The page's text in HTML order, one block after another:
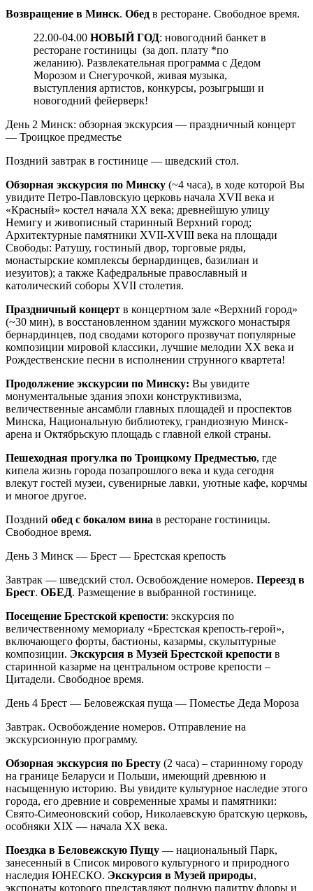
Возвращение в Минск. Обед в ресторане. Свободное время.
22.00-04.00 НОВЫЙ ГОД: новогодний банкет в
ресторане гостиницы (за доп. плату *по
желанию). Развлекательная программа с Дедом
Морозом и Снегурочкой, живая музыка,
выступления артистов, конкурсы, розыгрыши и
новогодний фейерверк!
День 2 Минск: обзорная экскурсия — праздничный концерт
— Троицкое предместье
Поздний завтрак в гостинице — шведский стол.
Обзорная экскурсия по Минску (~4 часа), в ходе которой Вы
увидите Петро-Павловскую церковь начала ХVII века и
«Красный» костел начала ХХ века; древнейшую улицу
Немигу и живописный старинный Верхний город;
Архитектурные памятники XVII-XVIII века на площади
Свободы: Ратушу, гостиный двор, торговые ряды,
монастырские комплексы бернардинцев, базилиан и
иезуитов); а также Кафедральные православный и
католический соборы ХVII столетия.
Праздничный концерт в концертном зале «Верхний город»
(~30 мин), в восстановленном здании мужского монастыря
бернардинцев, под сводами которого прозвучат популярные
композиции мировой классики, лучшие мелодии XX века и
Рождественские песни в исполнении струнного квартета!
Продолжение экскурсии по Минску: Вы увидите
монументальные здания эпохи конструктивизма,
величественные ансамбли главных площадей и проспектов
Минска, Национальную библиотеку, грандиозную Минск-
арена и Октябрьскую площадь с главной елкой страны.
Пешеходная прогулка по Троицкому Предместью, где
кипела жизнь города позапрошлого века и куда сегодня
влекут гостей музеи, сувенирные лавки, уютные кафе, корчмы
и многое другое.
Поздний обед с бокалом вина в ресторане гостиницы.
Свободное время.
День 3 Минск — Брест — Брестская крепость
Завтрак — шведский стол. Освобождение номеров. Переезд в
Брест. ОБЕД. Размещение в выбранной гостинице.
Посещение Брестской крепости: экскурсия по
величественному мемориалу «Брестская крепость-герой»,
включающего форты, бастионы, казармы, скульптурные
композиции. Экскурсия в Музей Брестской крепости в
старинной казарме на центральном острове крепости –
Цитадели. Свободное время.
День 4 Брест — Беловежская пуща — Поместье Деда Мороза
Завтрак. Освобождение номеров. Отправление на
экскурсионную программу.
Обзорная экскурсия по Бресту (2 часа) – старинному городу
на границе Беларуси и Польши, имеющий древнюю и
насыщенную историю. Вы увидите культурное наследие этого
города, его древние и современные храмы и памятники:
Свято-Симеоновский собор, Николаевскую братскую церковь,
особняки XIX — начала ХХ века.
Поездка в Беловежскую Пущу — национальный Парк,
занесенный в Список мирового культурного и природного
наследия ЮНЕСКО. Экскурсия в Музей природы,
экспонаты которого представляют полную палитру флоры и